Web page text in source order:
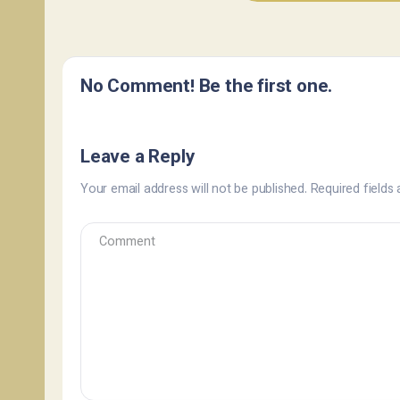
No Comment! Be the first one.
Leave a Reply
Your email address will not be published. Required